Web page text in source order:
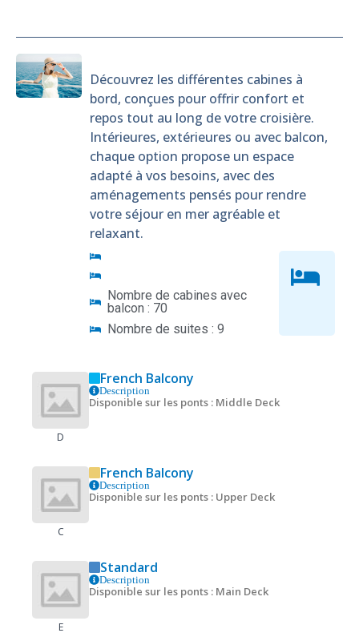
Découvrez les différentes cabines à
bord, conçues pour offrir confort et
repos tout au long de votre croisière.
Intérieures, extérieures ou avec balcon,
chaque option propose un espace
adapté à vos besoins, avec des
aménagements pensés pour rendre
votre séjour en mer agréable et
relaxant.
Nombre de cabines avec
balcon : 70
Nombre de suites : 9
D
French Balcony
Description
Disponible sur les ponts : Middle Deck
C
French Balcony
Description
Disponible sur les ponts : Upper Deck
E
Standard
Description
Disponible sur les ponts : Main Deck